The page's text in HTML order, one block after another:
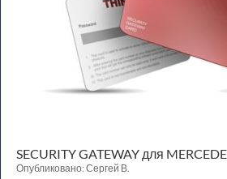
SECURITY GATEWAY для
Опубликовано: Сергей В.